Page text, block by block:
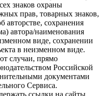
знаков охраны
прав, товарных знаков,
авторстве, сохранения
автора/наименования
виде, сохранении
в неизменном виде.
случаи, прямо
Российской
документами
Сервиса.